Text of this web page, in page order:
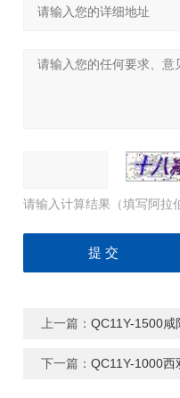
请输入计算结果（填写阿拉
上一篇：QC11Y-1500咸
下一篇：QC11Y-1000